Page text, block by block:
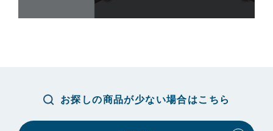
お探しの商品が少ない場合はこちら